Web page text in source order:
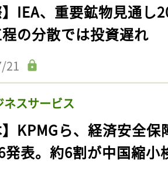
】IEA、重要鉱物見通
の分散では投資遅れ
21
ネスサービス
】KPMGら、経済安全
発表。約6割が中国縮小